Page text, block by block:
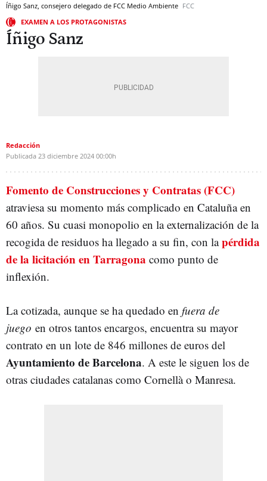
Íñigo Sanz, consejero delegado de FCC Medio Ambiente FCC
EXAMEN A LOS PROTAGONISTAS
Íñigo Sanz
Redacción
Publicada 23 diciembre 2024 00:00h
Fomento de Construcciones y Contratas (FCC)
atraviesa su momento más complicado en Cataluña en
60 años. Su cuasi monopolio en la externalización de la
recogida de residuos ha llegado a su fin, con lapérdida
de la licitación en Tarragona como punto de
inflexión.
La cotizada, aunque se ha quedado en fuera de
juego en otros tantos encargos, encuentra su mayor
contrato en un lote de 846 millones de euros del
Ayuntamiento de Barcelona. A este le siguen los de
otras ciudades catalanas como Cornellà o Manresa.